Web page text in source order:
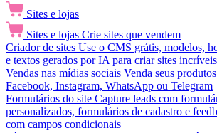
Sites e lojas
Sites e lojas Crie sites que vendem
Criador de sites Use o CMS grátis, modelos,
e textos gerados por IA para criar sites incríveis
Vendas nas mídias sociais Venda seus
Facebook, Instagram, WhatsApp ou Telegram
Formulários do site Capture leads com
personalizados, formulários de cadastro e
com campos condicionais